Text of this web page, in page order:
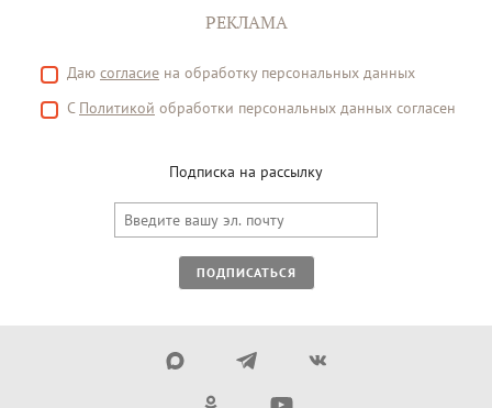
РЕКЛАМА
Даю согласие на обработку персональных данных
С Политикой обработки персональных данных согласен
Подписка на рассылку
ПОДПИСАТЬСЯ